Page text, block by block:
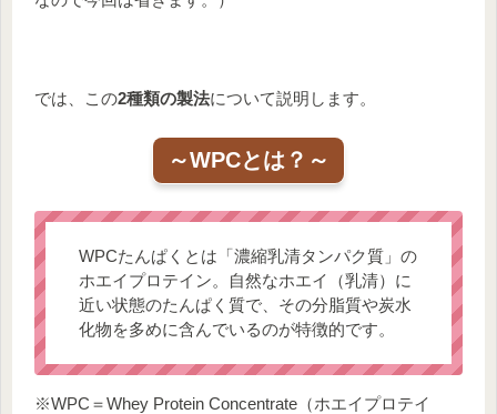
では、この2種類の製法について説明します。
～WPCとは？～
WPCたんぱくとは「濃縮乳清タンパク質」の
ホエイプロテイン。自然なホエイ（乳清）に
近い状態のたんぱく質で、その分脂質や炭水
化物を多めに含んでいるのが特徴的です。
※WPC＝Whey Protein Concentrate（ホエイプロテイ